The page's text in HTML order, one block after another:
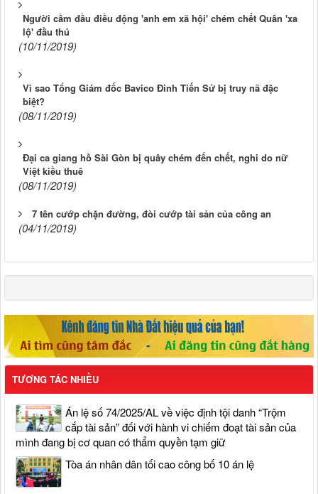
Người cầm đầu điều động 'anh em xã hội' chém chết Quân 'xa
lộ' đầu thú
(10/11/2019)
Vì sao Tổng Giám đốc Bavico Đinh Tiến Sử bị truy nã đặc
biệt?
(08/11/2019)
Đại ca giang hồ Sài Gòn bị quây chém đến chết, nghi do nữ
Việt kiều thuê
(08/11/2019)
7 tên cướp chặn đường, đòi cướp tài sản của công an
(04/11/2019)
TƯƠNG TÁC NHIỀU
Án lệ số 74/2025/AL về việc định tội danh “Trộm
cắp tài sản” đối với hành vi chiếm đoạt tài sản của
mình đang bị cơ quan có thẩm quyền tạm giữ
Tòa án nhân dân tối cao công bố 10 án lệ